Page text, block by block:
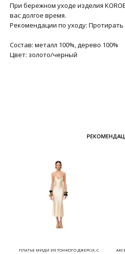
При бережном уходе изделия
вас долгое время.
Рекомендации по уходу: Протирать
Состав: металл 100%, дерево 100%
Цвет: золото/черный
ПЛАТЬЕ МИДИ ИЗ ТОНКОГО ДЖЕРСИ, С